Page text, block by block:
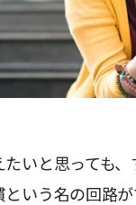
いと思っても
いう名の回路が